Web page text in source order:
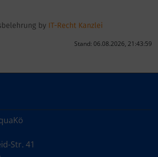
Stand: 06.08.2026, 21:43:59
Str. 41